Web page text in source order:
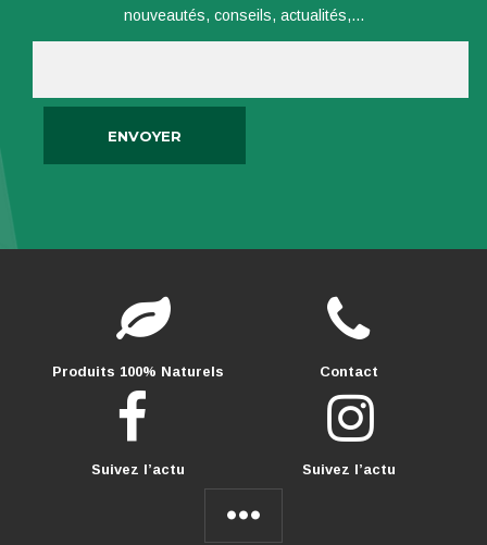
nouveautés, conseils, actualités,...
Produits 100% Naturels Contact
Suivez l’actu Suivez l’actu